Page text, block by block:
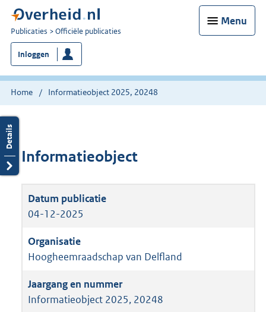
Menu
U
bent
nu
hier:
Publicaties Officiële publicaties
Inloggen
Home Informatieobject 2025, 20248
Informatieobject
04-12-2025
Hoogheemraadschap van Delfland
Informatieobject 2025, 20248